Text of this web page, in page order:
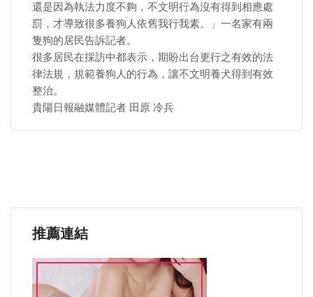
還是因為執法力度不夠，不文明行為沒有得到相應處
罰，才導致很多養狗人依舊我行我素。」一名家有兩
隻狗的居民告訴記者。
很多居民在採訪中都表示，期盼出台更行之有效的法
律法規，規範養狗人的行為，讓不文明養犬得到有效
整治。
貴陽日報融媒體記者 田原 冷兵
推薦連結